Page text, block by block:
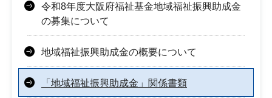
令和8年度大阪府福祉基金地域福祉振興助成金
の募集について
地域福祉振興助成金の概要について
「地域福祉振興助成金」関係書類